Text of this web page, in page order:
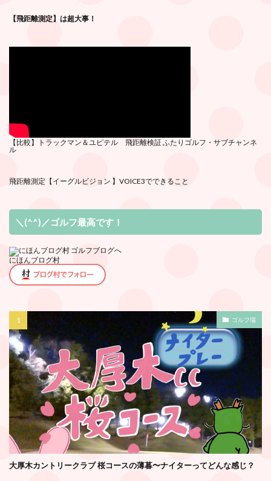
【飛距離測定】は超大事！
【比較】トラックマン＆ユピテル 飛距離検証ふたりゴルフ・サブチ ャンネ
ル
飛距離測定 【イーグルビジョン 】VOICE3でできること
＼(^^)／ゴルフ最高です！
にほんブログ村
ゴルフ場
大厚木カントリークラブ 桜コースの薄暮〜ナイターってどんな感じ？